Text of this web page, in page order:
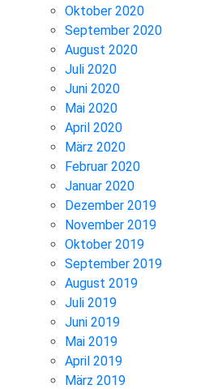
Oktober 2020
September 2020
August 2020
Juli 2020
Juni 2020
Mai 2020
April 2020
März 2020
Februar 2020
Januar 2020
Dezember 2019
November 2019
Oktober 2019
September 2019
August 2019
Juli 2019
Juni 2019
Mai 2019
April 2019
März 2019